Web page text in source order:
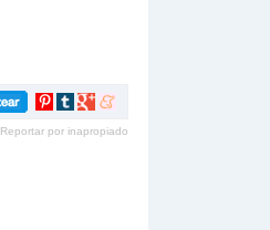
Compartir
Pinterest
Compartir
tumblr
Compartir
Google+
Compartir
meneame
Reportar por inapropiado